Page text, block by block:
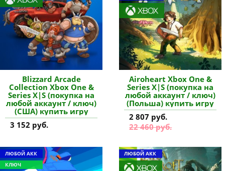
Blizzard Arcade
Collection Xbox One &
Series X|S (покупка на
любой аккаунт / ключ)
(США) купить игру
3 152 руб.
Airoheart Xbox One &
Series X|S (покупка на
любой аккаунт / ключ)
(Польша) купить игру
2 807 руб.
22 460 руб.
ЛЮБОЙ АКК
КЛЮЧ
ЛЮБОЙ АКК